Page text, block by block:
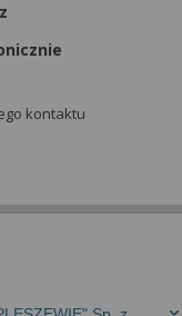
kontaktu
rejestracji